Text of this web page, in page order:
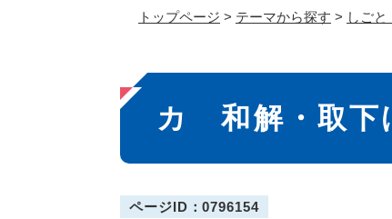
トップページ > テーマから探す > しご
本
文
カ 和解・取下
ページID：0796154